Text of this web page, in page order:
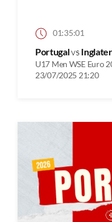
01:35:01
Portugalvs
U17 Men WSE Euro
23/07/2025 21:20